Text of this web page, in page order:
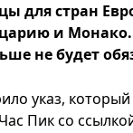
для стран
и Монако.
не будет
указ,
Пик со